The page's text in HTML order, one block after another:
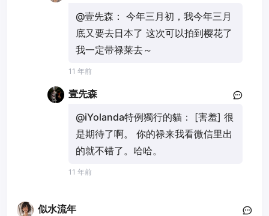
@壹先森： 今年三月初，我今年三月
底又要去日本了 这次可以拍到樱花了
我一定带禄莱去～
11 年前
壹先森
@iYolanda特例獨行的貓：
[害羞] 很
是期待了啊。 你的禄来我看微信里出
的就不错了。哈哈。
11 年前
似水流年